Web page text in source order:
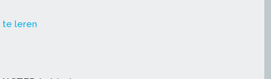
te leren